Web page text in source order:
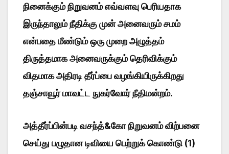
நினைக்கும் நிறுவனம் எவ்வளவு பெரியதாக
இருந்தாலும் நீதிக்கு முன் அனைவரும் சமம்
என்பதை மீண்டும் ஒரு முறை அழுத்தம்
திருத்தமாக அனைவருக்கும் தெரிவிக்கும்
விதமாக அதிரடி தீர்ப்பை வழங்கியிருக்கிறது
தஞ்சாவூர் மாவட்ட நுகர்வோர் நீதிமன்றம்.
அத்தீர்ப்பின்படி வசந்த்&கோ நிறுவனம் விற்பனை
செய்து பழுதான டிவியை பெற்றுக் கொண்டு (1)